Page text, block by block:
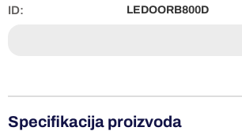
ID: LEDOORB800D
Specifikacija proizvoda